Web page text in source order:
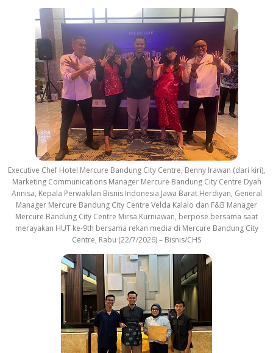
Executive Chef Hotel Mercure Bandung City Centre, Benny Irawan (dari kiri),
Marketing Communications Manager Mercure Bandung City Centre Dyah
Annisa, Kepala Perwakilan Bisnis Indonesia Jawa Barat Herdiyan, General
Manager Mercure Bandung City Centre Velda Kalalo dan F&B Manager
Mercure Bandung City Centre Mirsa Kurniawan, berpose bersama saat
merayakan HUT ke-9th bersama rekan media di Mercure Bandung City
Centre, Rabu (22/7/2026) – Bisnis/CHS